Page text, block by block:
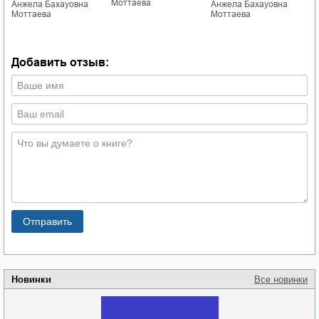
Новинки Все новинки
Анжела Бахауовна
Моттаева
Моттаева
Анжела Бахауовна
Моттаева
Добавить отзыв: